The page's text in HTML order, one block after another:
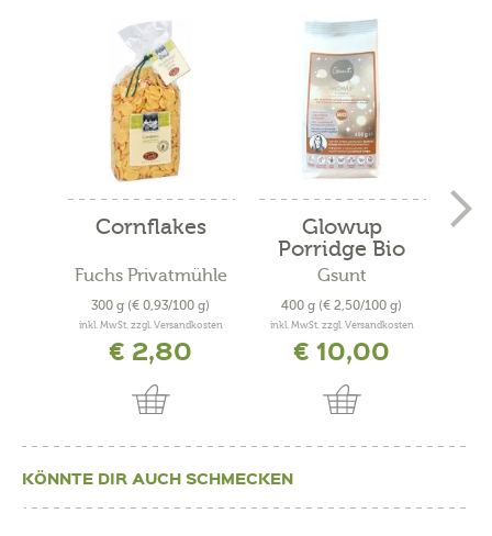
Cornflakes
Fuchs Privatmühle
300 g (€ 0,93/100 g)
inkl. MwSt. zzgl. Versandkosten
€ 2,80
Glowup
Porridge Bio
Gsunt
400 g (€ 2,50/100 g)
inkl. MwSt. zzgl. Versandkosten
€ 10,00
KÖNNTE DIR AUCH SCHMECKEN